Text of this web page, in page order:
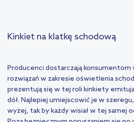
Kinkiet na klatkę schodową
Producenci dostarczają konsumentom
rozwiązań w zakresie oświetlenia
prezentują się w tej roli kinkiety
dół. Najlepiej umiejscowić je w
wyżej, tak by każdy wisiał w tej samej